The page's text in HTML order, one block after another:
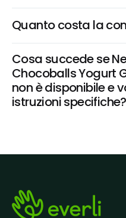
Quanto costa la
Cosa succede se
Chocoballs Yogurt
non è disponibile e
istruzioni specifiche?